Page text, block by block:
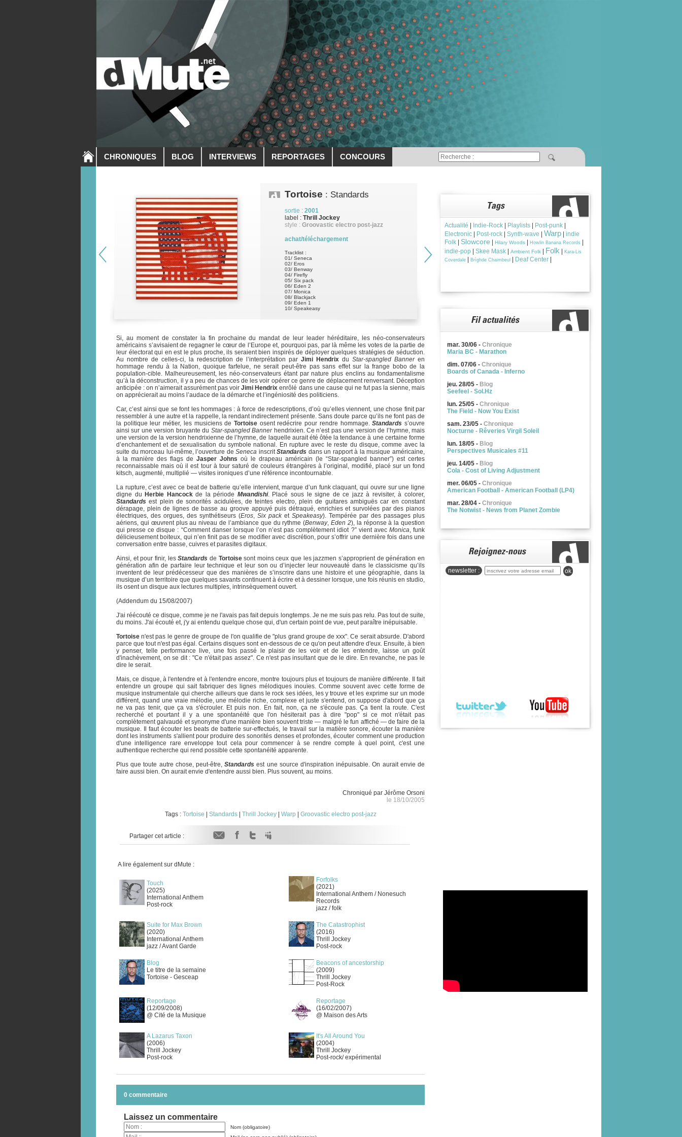
CHRONIQUES BLOG INTERVIEWS REPORTAGES CONCOURS
Tortoise : Standards
sortie : 2001
label : Thrill Jockey
style : Groovastic electro post-jazz
achat/téléchargement
Tracklist :
01/ Seneca
02/ Eros
03/ Benway
04/ Firefly
05/ Six pack
06/ Eden 2
07/ Monica
08/ Blackjack
09/ Eden 1
10/ Speakeasy
Si, au moment de constater la fin prochaine du mandat de leur leader héréditaire, les néo-conservateurs
américains s’avisaient de regagner le cœur de l’Europe et, pourquoi pas, par là même les votes de la partie de
leur électorat qui en est le plus proche, ils seraient bien inspirés de déployer quelques stratégies de séduction.
Au nombre de celles-ci, la redescription de l’interprétation par Jimi Hendrix du Star-spangled Banneren
hommage rendu à la Nation, quoique farfelue, ne serait peut-être pas sans effet sur la frange bobo de la
population-cible. Malheureusement, les néo-conservateurs étant par nature plus enclins au fondamentalisme
qu’à la déconstruction, il y a peu de chances de les voir opérer ce genre de déplacement renversant. Déception
anticipée : on n’aimerait assurément pas voirJimi Hendrix enrôlé dans une cause qui ne fut pas la sienne, mais
on apprécierait au moins l’audace de la démarche et l’ingéniosité des politiciens.
Car, c’est ainsi que se font les hommages : à force de redescriptions, d’où qu’elles viennent, une chose finit par
ressembler à une autre et la rappelle, la rendant indirectement présente. Sans doute parce qu’ils ne font pas de
la politique leur métier, les musiciens de Tortoise osent redécrire pour rendre hommage.Standards s’ouvre
ainsi sur une version bruyante du Star-spangled Bannerhendrixien. Ce n’est pas une version de l’hymne, mais
une version de la version hendrixienne de l’hymne, de laquelle aurait été ôtée la tendance à une certaine forme
d’enchantement et de sexualisation du symbole national. En rupture avec le reste du disque, comme avec la
suite du morceau lui-même, l’ouverture deSeneca inscritStandards dans un rapport à la musique américaine,
à la manière des flags de Jasper Johns où le drapeau américain (le “Star-spangled banner”) est certes
reconnaissable mais où il est tour à tour saturé de couleurs étrangères à l’original, modifié, placé sur un fond
kitsch, augmenté, multiplié — visites ironiques d’une référence incontournable.
La rupture, c’est avec ce beat de batterie qu’elle intervient, marque d’un funk claquant, qui ouvre sur une ligne
digne du Herbie Hancockde la période Mwandishi. Placé sous le signe de ce jazz à revisiter, à colorer,
Standards est plein de sonorités acidulées, de teintes electro, plein de guitares ambiguës car en constant
dérapage, plein de lignes de basse au groove appuyé puis détraqué, enrichies et survolées par des pianos
électriques, des orgues, des synthétiseurs (Eros, Six packet Speakeasy). Tempérée par des passages plus
aériens, qui œuvrent plus au niveau de l’ambiance que du rythme (Benway,Eden 2), la réponse à la question
qui presse ce disque : “Comment danser lorsque l’on n’est pas complètement idiot ?” vient avec Monica, funk
délicieusement boiteux, qui n’en finit pas de se modifier avec discrétion, pour s’offrir une dernière fois dans une
conversation entre basse, cuivres et parasites digitaux.
Ainsi, et pour finir, lesStandards de Tortoisesont moins ceux que les jazzmen s’approprient de génération en
génération afin de parfaire leur technique et leur son ou d’injecter leur nouveauté dans le classicisme qu’ils
inventent de leur prédécesseur que des manières de s’inscrire dans une histoire et une géographie, dans la
musique d’un territoire que quelques savants continuent à écrire et à dessiner lorsque, une fois réunis en studio,
ils osent un disque aux lectures multiples, intrinsèquement ouvert.
(Addendum du 15/08/2007)
J'ai réécouté ce disque, comme je ne l'avais pas fait depuis longtemps. Je ne me suis pas relu. Pas tout de suite,
du moins. J'ai écouté et, j'y ai entendu quelque chose qui, d'un certain point de vue, peut paraître inépuisable.
Tortoise n'est pas le genre de groupe de l'on qualifie de "plus grand groupe de xxx". Ce serait absurde. D'abord
parce que tout n'est pas égal. Certains disques sont en-dessous de ce qu'on peut attendre d'eux. Ensuite, à bien
y penser, telle performance live, une fois passé le plaisir de les voir et de les entendre, laisse un goût
d'inachèvement, on se dit : "Ce n'était pas assez". Ce n'est pas insultant que de le dire. En revanche, ne pas le
dire le serait.
Mais, ce disque, à l'entendre et à l'entendre encore, montre toujours plus et toujours de manière différente. Il fait
entendre un groupe qui sait fabriquer des lignes mélodiques inouïes. Comme souvent avec cette forme de
musique instrumentale qui cherche ailleurs que dans le rock ses idées, les y trouve et les exprime sur un mode
différent, quand une vraie mélodie, une mélodie riche, complexe et juste s'entend, on suppose d'abord que ça
ne va pas tenir, que ça va s'écrouler. Et puis non. En fait, non, ça ne s'écoule pas. Ça tient la route. C'est
recherché et pourtant il y a une spontanéité que l'on hésiterait pas à dire "pop" si ce mot n'était pas
complètement galvaudé et synonyme d'une manière bien souvent triste — malgré le fun affiché — de faire de la
musique. Il faut écouter les beats de batterie sur-effectués, le travail sur la matière sonore, écouter la manière
dont les instruments s'allient pour produire des sonorités denses et profondes, écouter comment une production
d'une intelligence rare enveloppe tout cela pour commencer à se rendre compte à quel point, c'est une
authentique recherche qui rend possible cette spontanéité apparente.
Plus que toute autre chose, peut-être,Standards est une source d'inspiration inépuisable. On aurait envie de
faire aussi bien. On aurait envie d'entendre aussi bien. Plus souvent, au moins.
Chroniqué par Jérôme Orsoni
le 18/10/2005
Tags : Tortoise Standards| Thrill Jockey| Warp| Groovastic electro post-jazz
Partager cet article :
A lire également sur dMute :
Touch
(2025)
International Anthem
Post-rock
Forfolks
(2021)
International Anthem / Nonesuch
Records
jazz / folk
Suite for Max Brown
(2020)
International Anthem
jazz / Avant Garde
The Catastrophist
(2016)
Thrill Jockey
Post-rock
Blog
Le titre de la semaine
Tortoise - Gesceap
Beacons of ancestorship
(2009)
Thrill Jockey
Post-Rock
Reportage
(12/09/2008)
@ Cité de la Musique
Reportage
(16/02/2007)
@ Maison des Arts
A Lazarus Taxon
(2006)
Thrill Jockey
Post-rock
It's All Around You
(2004)
Thrill Jockey
Post-rock/ expérimental
0 commentaire
Laissez un commentaire
Nom (obligatoire)
Actualité Indie-Rock Playlists Post-punk
Electronic
Post-rock Synth-wave Warp
indie
Folk
Slowcore Hilary Woods Howlin Banana Records
indie-pop
Skee Mask Ambient Folk Folk
Kara-Lis
Coverdale
Brìghde Chaimbeul Deaf Center
mar. 30/06 - Chronique
Maria BC - Marathon
dim. 07/06 - Chronique
Boards of Canada - Inferno
jeu. 28/05 - Blog
Seefeel - Sol.Hz
lun. 25/05 - Chronique
The Field - Now You Exist
sam. 23/05 - Chronique
Nocturne - Rêveries Virgil Soleil
lun. 18/05 - Blog
Perspectives Musicales #11
jeu. 14/05 - Blog
Cola - Cost of Living Adjustment
mer. 06/05 - Chronique
American Football - American Football (LP4)
mar. 28/04 - Chronique
The Notwist - News from Planet Zombie
newsletter : ok